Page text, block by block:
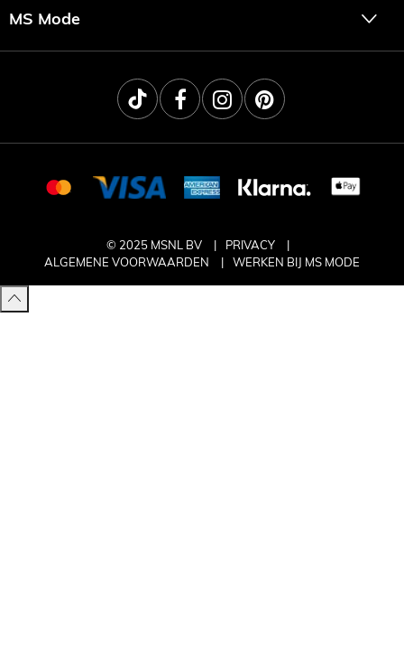
MS Mode
© 2025 MSNL BV
PRIVACY
ALGEMENE VOORWAARDEN
WERKEN BIJ MS MODE